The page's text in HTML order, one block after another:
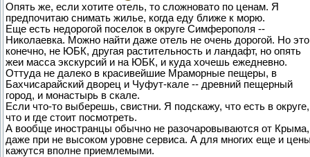
Опять же, если хотите отель, то сложновато по ценам. Я
предпочитаю снимать жилье, когда еду ближе к морю.
Еще есть недорогой поселок в округе Симферополя --
Николаевка. Можно найти даже отель не очень дорогой. Но
конечно, не ЮБК, другая растительность и ландафт, но опять
жеи масса экскурсий и на ЮБК, и куда хочешь ежедневно.
Оттуда не далеко в красивейшие Мраморные пещеры, в
Бахчисарайский дворец и Чуфут-кале -- древний пещерный
город, и монастырь в скале.
Если что-то выберешь, свистни. Я подскажу, что есть в округе,
что и где стоит посмотреть.
А вообще иностранцы обычно не разочаровываются от Крыма,
даже при не высоком уровне сервиса. А для многих еще и
кажутся вполне приемлемыми.